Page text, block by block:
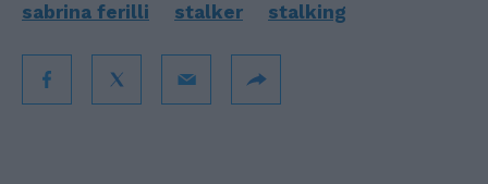
sabrina ferilli stalker stalking